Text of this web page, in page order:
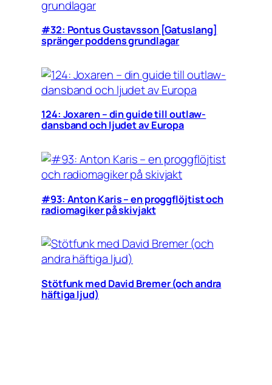
#32: Pontus Gustavsson [Gatuslang]
spränger poddens grundlagar
124: Joxaren – din guide till outlaw-
dansband och ljudet av Europa
#93: Anton Karis – en proggflöjtist och
radiomagiker på skivjakt
Stötfunk med David Bremer (och andra
häftiga ljud)